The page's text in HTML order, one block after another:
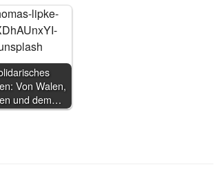
Von Walen,
und dem…